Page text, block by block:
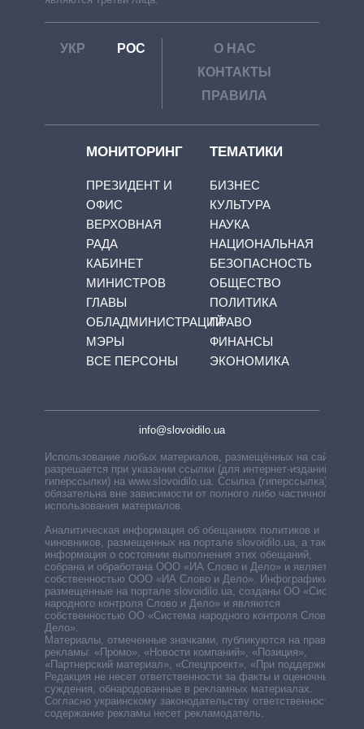
УКР РОС
О НАС
КОНТАКТЫ
ПРАВИЛА
МОНИТОРИНГ
ПРЕЗИДЕНТ И
ОФИС
ВЕРХОВНАЯ
РАДА
КАБИНЕТ
МИНИСТРОВ
ГЛАВЫ
ОБЛАДМИНИСТРАЦИЙ
МЭРЫ
ВСЕ ПЕРСОНЫ
ТЕМАТИКИ
БИЗНЕС
КУЛЬТУРА
НАУКА
НАЦИОНАЛЬНАЯ
БЕЗОПАСНОСТЬ
ОБЩЕСТВО
ПОЛИТИКА
ПРАВО
ФИНАНСЫ
ЭКОНОМИКА
info@slovoidilo.ua
Использование любых материалов, размещённых на сайте,
разрешается при указании ссылки (для интернет-изданий —
гиперссылки) на www.slovoidilo.ua. Ссылка (гиперссылка)
обязательна вне зависимости от полного либо частичного
использования материалов.
Аналитическая информация об обещаниях политиков и
чиновников, размещенных на портале slovoidilo.ua, а также
информация о состоянии выполнения этих обещаний,
собрана и обработана ООО «ИА Слово и Дело» и является
собственностью ООО «ИА Слово и Дело». Инфографики,
размещенные на портале slovoidilo.ua, созданы ОО «Система
народного контроля Слово и Дело» и являются
собственностью ОО «Система народного контроля Слово и
Дело».
Материалы, отмеченные значками, публикуются на правах
рекламы: «Промо», «Новости компаний», «Позиция»,
«Партнерский материал», «Спецпроект», «При поддержке».
Редакция не несет ответственности за факты и оценочные
суждения, обнародованные в рекламных материалах.
Согласно украинскому законодательству ответственность за
содержание рекламы несет рекламодатель.